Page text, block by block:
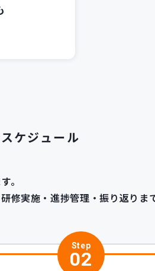
ケジュール
。
実施・進捗管理・振り返りま
Step
02